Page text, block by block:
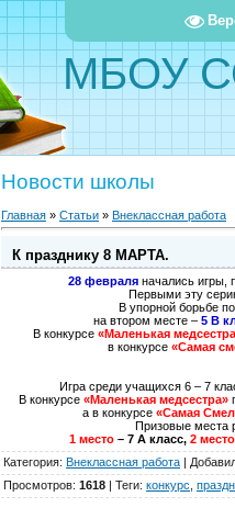
МБОУ
Новости школы
Главная » Статьи » Внеклассная работа
К празднику 8 МАРТА.
28 февраля начались
Первыми эту
В упорной борьбе
на втором месте – 5 В
В конкурсе «Маленькая
в конкурсе «Самая
Игра среди учащихся 6 – 7
В конкурсе «Маленькая медсестра»
а в конкурсе «Самая
Призовые места
1 место – 7 А класс,2 место
Категория: Внеклассная работа |
Просмотров: 1618 | Теги: конкурс